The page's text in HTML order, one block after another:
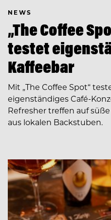
NEWS
„The Coffee
testet
Kaffeebar
Mit „The Coffee Spot“
eigenständiges Café-
Refresher treffen auf
aus lokalen Backstuben.